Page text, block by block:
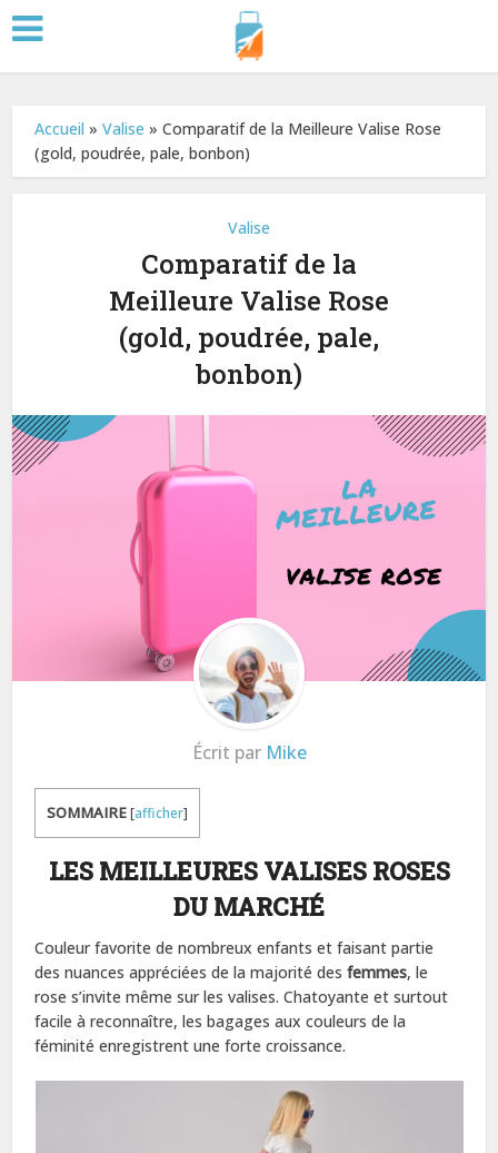
Accueil »Valise »Comparatif de la Meilleure Valise Rose
(gold, poudrée, pale, bonbon)
Valise
Comparatif de la
Meilleure Valise Rose
(gold, poudrée, pale,
bonbon)
Écrit par Mike
SOMMAIRE[afficher]
LES MEILLEURES VALISES ROSES
DU MARCHÉ
Couleur favorite de nombreux enfants et faisant partie
des nuances appréciées de la majorité desfemmes, le
rose s’invite même sur les valises. Chatoyante et surtout
facile à reconnaître, les bagages aux couleurs de la
féminité enregistrent une forte croissance.